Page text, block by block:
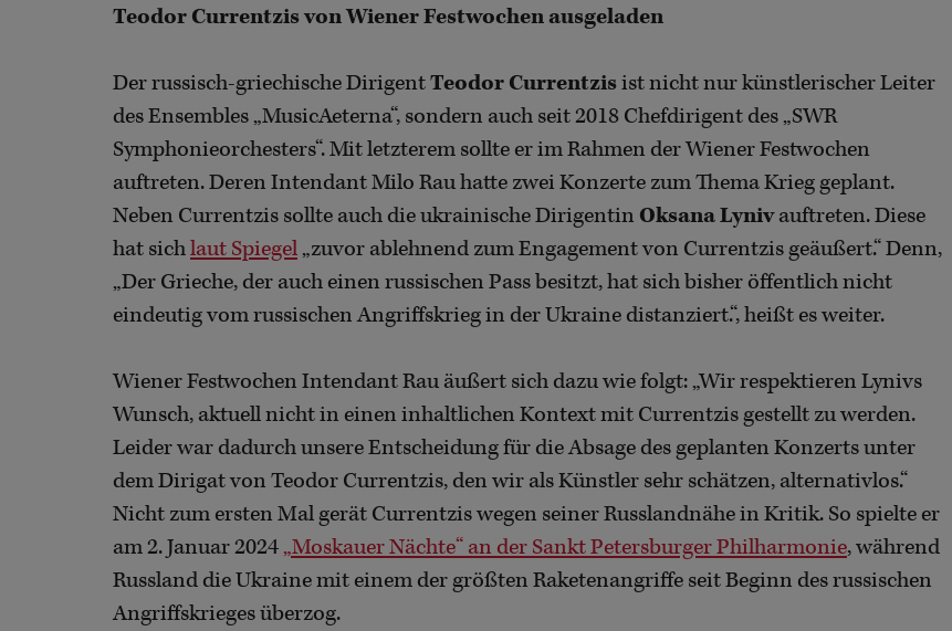
Teodor Currentzis von Wiener Festwochen ausgeladen
Der russisch-griechische DirigentTeodor Currentzisist nicht nur künstlerischer Leiter
des Ensembles „MusicAeterna“, sondern auch seit 2018 Chefdirigent des „SWR
Symphonieorchesters“. Mit letzterem sollte er im Rahmen der Wiener Festwochen
auftreten. Deren Intendant Milo Rau hatte zwei Konzerte zum Thema Krieg geplant.
Neben Currentzis sollte auch die ukrainische Dirigentin Oksana Lynivauftreten. Diese
hat sichlaut Spiegel „zuvor ablehnend zum Engagement von Currentzis geäußert.“ Denn,
„Der Grieche, der auch einen russischen Pass besitzt, hat sich bisher öffentlich nicht
eindeutig vom russischen Angriffskrieg in der Ukraine distanziert.“, heißt es weiter.
Wiener Festwochen Intendant Rau äußert sich dazu wie folgt: „Wir respektieren Lynivs
Wunsch, aktuell nicht in einen inhaltlichen Kontext mit Currentzis gestellt zu werden.
Leider war dadurch unsere Entscheidung für die Absage des geplanten Konzerts unter
dem Dirigat von Teodor Currentzis, den wir als Künstler sehr schätzen, alternativlos.“
Nicht zum ersten Mal gerät Currentzis wegen seiner Russlandnähe in Kritik. So spielte er
am 2. Januar 2024 „Moskauer Nächte“ an der Sankt Petersburger Philharmonie, während
Russland die Ukraine mit einem der größten Raketenangriffe seit Beginn des russischen
Angriffskrieges überzog.